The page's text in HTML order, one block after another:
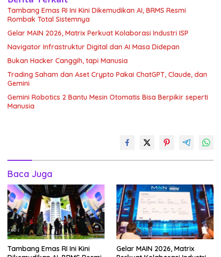
Tambang Emas RI Ini Kini Dikemudikan AI, BRMS Resmi
Rombak Total Sistemnya
Gelar MAIN 2026, Matrix Perkuat Kolaborasi Industri ISP
Navigator Infrastruktur Digital dan AI Masa Didepan
Bukan Hacker Canggih, tapi Manusia
Trading Saham dan Aset Crypto Pakai ChatGPT, Claude, dan
Gemini
Gemini Robotics 2 Bantu Mesin Otomatis Bisa Berpikir seperti
Manusia
Baca Juga
Tambang Emas RI Ini Kini
Gelar MAIN 2026, Matrix